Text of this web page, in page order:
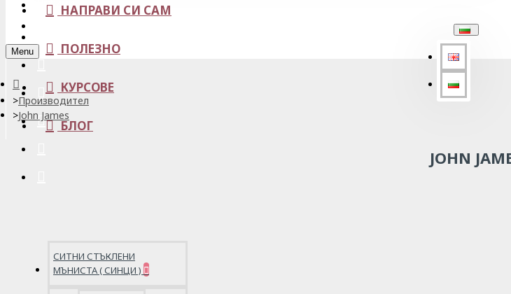
НАПРАВИ СИ САМ
ПОЛЕЗНО
КУРСОВЕ
БЛОГ
Menu
Производител
John James
JOHN
СИТНИ СТЪКЛЕНИ
МЪНИСТА ( СИНЦИ )